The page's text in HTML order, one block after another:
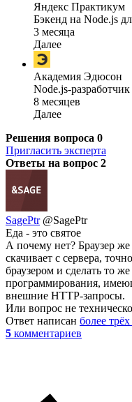
Яндекс Практикум
Бэкенд на Node.js
3 месяца
Далее
Академия Эдюсон
Node.js-разработчик
8 месяцев
Далее
Решения вопроса 0
Пригласить эксперта
Ответы на вопрос 2
SagePtr @SagePtr
Еда - это святое
А почему нет? Браузер
скачивает с сервера,
браузером и сделать то
программирования,
внешние HTTP-запросы.
Или вопрос не
Ответ написан более
5 комментариев